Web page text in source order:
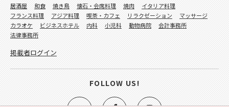
居酒屋 和食 焼き鳥 懐石・会席料理 焼肉
イタリア料理
フランス料理
アジア料理 喫茶・カフェ リラクゼーション
マッサージ
カラオケ
ビジネスホテル 内科 小児科 動物病院
会計事務所
法律事務所
掲載者ログイン
FOLLOW US!